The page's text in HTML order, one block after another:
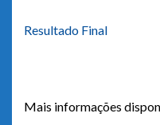
Resultado Final
Mais informações